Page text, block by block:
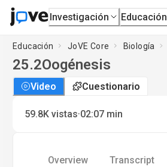
Investigación Educación
Educación JoVE Core Biología
25.2Oogénesis
Video Cuestionario
59.8K vistas·02:07 min
Overview Transcript